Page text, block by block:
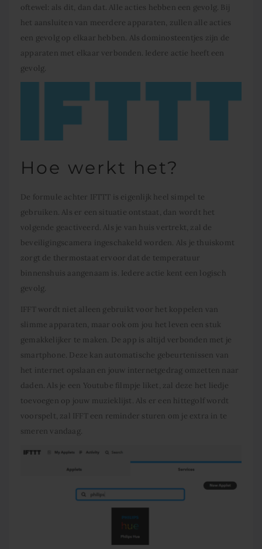
oftewel: als dit, dan dat. Alle acties hebben een gevolg. Bij
het aansluiten van meerdere apparaten, zullen alle acties
een gevolg op elkaar hebben. Als dominosteentjes zijn de
apparaten met elkaar verbonden. Iedere actie heeft een
gevolg.
Hoe werkt het?
De formule achter IFTTT is eigenlijk heel simpel te
gebruiken. Als er een situatie ontstaat, dan wordt het
volgende geactiveerd. Als je van huis vertrekt, zal de
beveiligingscamera ingeschakeld worden. Als je thuiskomt
zorgt de thermostaat ervoor dat de temperatuur
binnenshuis aangenaam is. Iedere actie kent een logisch
gevolg.
IFFT wordt niet alleen gebruikt voor het koppelen van
slimme apparaten, maar ook om jou het leven een stuk
gemakkelijker te maken. De app is altijd verbonden met je
smartphone. Deze kan automatische gebeurtenissen van
het internet opslaan en jouw internetgedrag omzetten naar
daden. Als je een Youtube filmpje liket, zal deze het liedje
toevoegen op jouw muzieklijst. Als er een hittegolf wordt
voorspelt, zal IFFT een reminder sturen om je extra in te
smeren vandaag.